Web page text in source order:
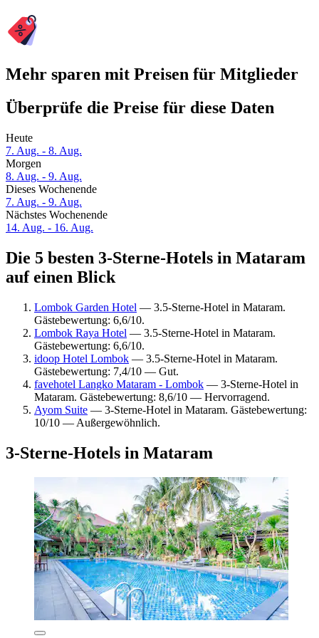
Mehr sparen mit Preisen für Mitglieder
Überprüfe die Preise für diese Daten
Heute
7. Aug. - 8. Aug.
Morgen
8. Aug. - 9. Aug.
Dieses Wochenende
7. Aug. - 9. Aug.
Nächstes Wochenende
14. Aug. - 16. Aug.
Die 5 besten 3-Sterne-Hotels in Mataram
auf einen Blick
Lombok Garden Hotel — 3.5-Sterne-Hotel in Mataram.
Gästebewertung: 6,6/10.
Lombok Raya Hotel — 3.5-Sterne-Hotel in Mataram.
Gästebewertung: 6,6/10.
idoop Hotel Lombok — 3.5-Sterne-Hotel in Mataram.
Gästebewertung: 7,4/10 — Gut.
favehotel Langko Mataram - Lombok — 3-Sterne-Hotel in
Mataram. Gästebewertung: 8,6/10 — Hervorragend.
Ayom Suite — 3-Sterne-Hotel in Mataram. Gästebewertung:
10/10 — Außergewöhnlich.
3-Sterne-Hotels in Mataram